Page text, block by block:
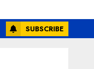
SUBSCRIBE